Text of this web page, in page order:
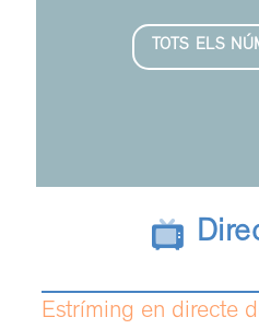
TOTS ELS
Estríming en directe